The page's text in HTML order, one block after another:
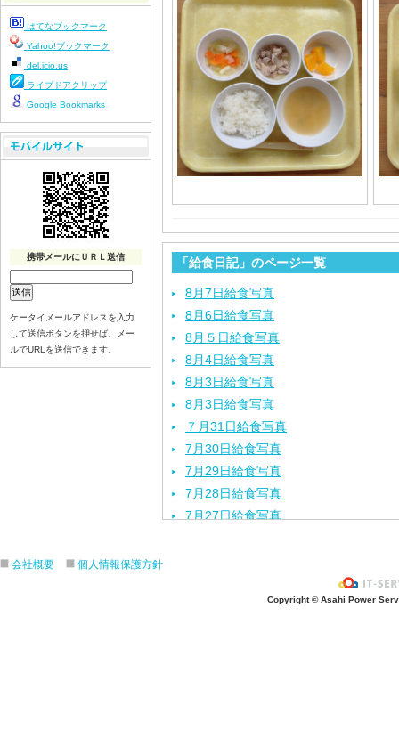
「給食日記」のページ一覧
8月7日給食写真
8月6日給食写真
8月５日給食写真
8月4日給食写真
8月3日給食写真
8月3日給食写真
７月31日給食写真
7月30日給食写真
7月29日給食写真
7月28日給食写真
7月27日給食写真
7月21日給食写真
はてなブックマーク
Yahoo!ブックマーク
del.icio.us
ライブドアクリップ
Google Bookmarks
携帯メールにＵＲＬ送信
ケータイメールアドレスを入力
して送信ボタンを押せば、メー
ルでURLを送信できます。
会社概要 個人情報保護方針
Copyright © Asahi Power